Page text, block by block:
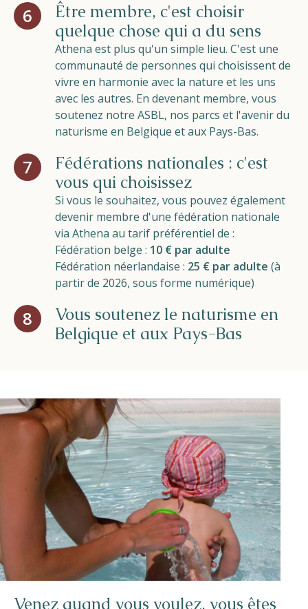
6
Être membre, c'est choisir
quelque chose qui a du sens
Athena est plus qu'un simple lieu. C'est une
communauté de personnes qui choisissent de
vivre en harmonie avec la nature et les uns
avec les autres. En devenant membre, vous
soutenez notre ASBL, nos parcs et l'avenir du
naturisme en Belgique et aux Pays-Bas.
7
Fédérations nationales : c'est
vous qui choisissez
Si vous le souhaitez, vous pouvez également
devenir membre d'une fédération nationale
via Athena au tarif préférentiel de :
Fédération belge : 10 € par adulte
Fédération néerlandaise : 25 € par adulte (à
partir de 2026, sous forme numérique)
8
Vous soutenez le naturisme en
Belgique et aux Pays-Bas
Venez quand vous voulez, vous êtes
Vous récupérez rapidement le coût de
Sauna, activités et expériences